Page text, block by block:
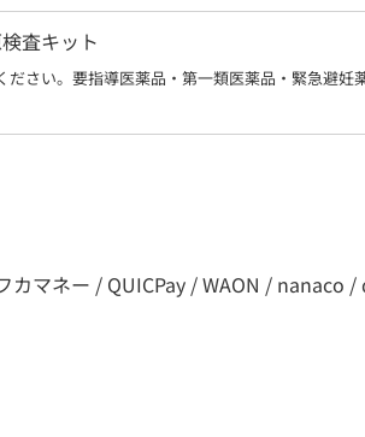
査キット
さい。要指導医薬品・第一類医薬品・緊急避妊
マネー / QUICPay / WAON / nanaco